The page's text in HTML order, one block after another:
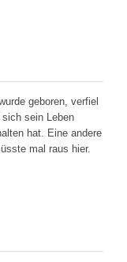
geboren, verfiel
sein Leben
hat. Eine andere
mal raus hier.